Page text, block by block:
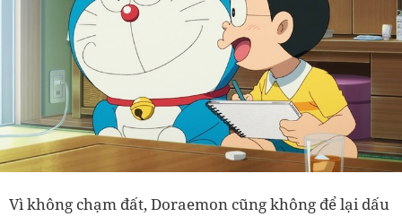
Vì không chạm đất, Doraemon cũng không để lại dấu